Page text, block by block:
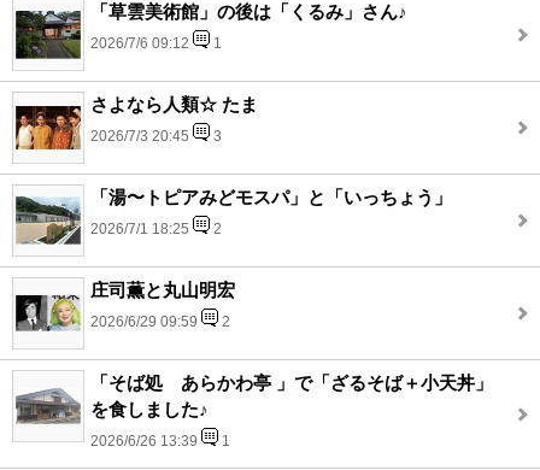
「草雲美術館」の後は「くるみ」さん♪
2026/7/6 09:12 1
さよなら人類☆ たま
2026/7/3 20:45 3
「湯〜トピアみどモスパ」と「いっちょう」
2026/7/1 18:25 2
庄司薫と丸山明宏
2026/6/29 09:59 2
「そば処 あらかわ亭 」で「ざるそば＋小天丼」
を食しました♪
2026/6/26 13:39 1